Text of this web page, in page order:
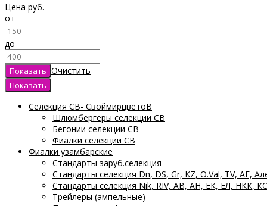
Цена руб.
от
до
Очистить
Селекция СВ- СвоймирцветоВ
Шлюмбергеры селекции СВ
Бегонии селекции СВ
Фиалки селекции СВ
Фиалки узамбарские
Стандарты заруб.селекция
Стандарты селекция Dn, DS, Gr, KZ, O.Val, TV, АГ,
Стандарты селекция Nik, RIV, АВ, АН, ЕК, ЕЛ,
Трейлеры (ампельные)